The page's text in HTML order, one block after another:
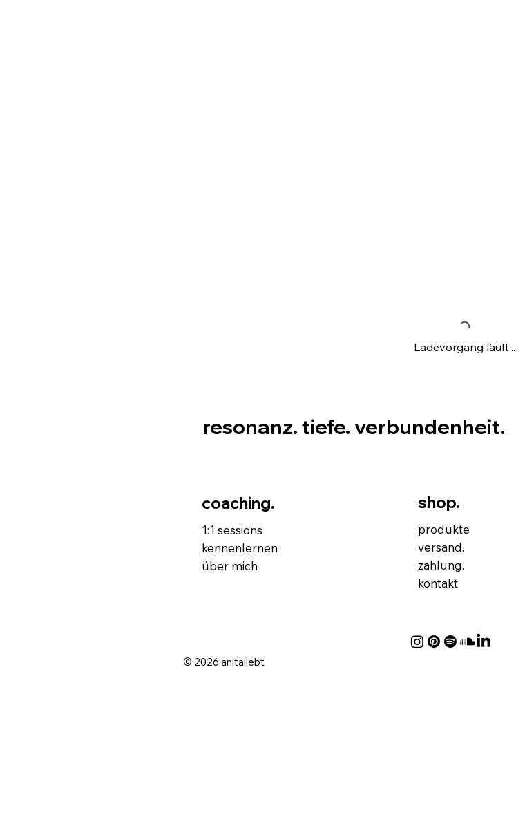
Ladevorgang läuft...
resonanz. tiefe. verbundenheit.
coaching.
1:1 sessions
kennenlernen
über mich
shop.
produkte
versand.
zahlung.
kontakt
© 2026 anitaliebt